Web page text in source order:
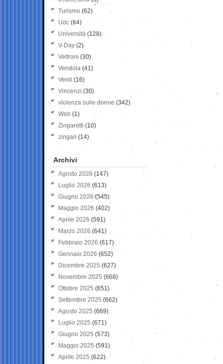
Turismo (62)
Udc (64)
Università (128)
V-Day (2)
Veltroni (30)
Vendola (41)
Verdi (16)
Vincenzi (30)
violenza sulle donne (342)
Web (1)
Zingaretti (10)
zingari (14)
Archivi
Agosto 2026 (147)
Luglio 2026 (613)
Giugno 2026 (545)
Maggio 2026 (402)
Aprile 2026 (591)
Marzo 2026 (641)
Febbraio 2026 (617)
Gennaio 2026 (652)
Dicembre 2025 (627)
Novembre 2025 (668)
Ottobre 2025 (651)
Settembre 2025 (662)
Agosto 2025 (669)
Luglio 2025 (671)
Giugno 2025 (573)
Maggio 2025 (591)
Aprile 2025 (622)